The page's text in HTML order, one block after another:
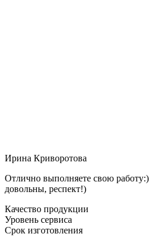
Ирина Криворотова
Отлично выполняете свою работу:)
довольны, респект!)
Качество продукции
Уровень сервиса
Срок изготовления